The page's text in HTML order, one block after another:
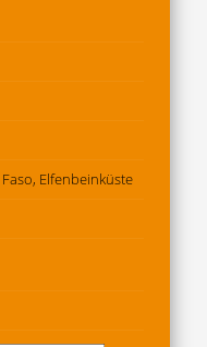
Elfenbeinküste